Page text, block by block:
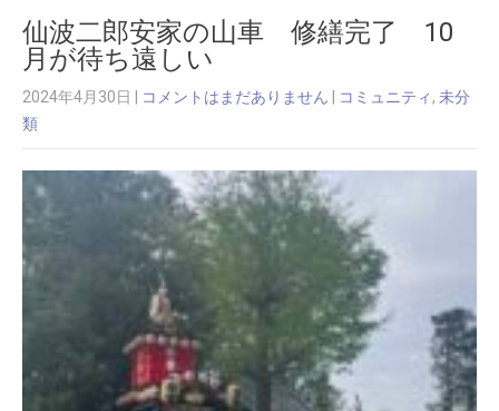
仙波二郎安家の山車 修繕完了 10
月が待ち遠しい
2024年4月30日 コメントはまだありません コミュニティ , 未分
類